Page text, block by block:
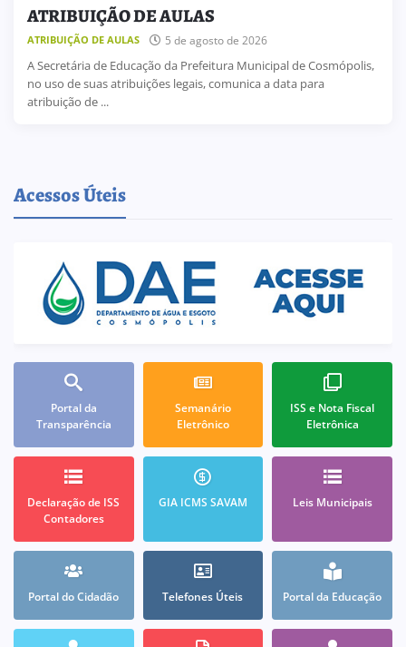
ATRIBUIÇÃO DE AULAS
ATRIBUIÇÃO DE AULAS 5 de agosto de 2026
A Secretária de Educação da Prefeitura Municipal de Cosmópolis,
no uso de suas atribuições legais, comunica a data para
atribuição de ...
Acessos Úteis
Portal da
Transparência
Semanário
Eletrônico
ISS e Nota Fiscal
Eletrônica
Declaração de ISS
Contadores
GIA ICMS SAVAM Leis Municipais
Portal do Cidadão Telefones Úteis Portal da Educação